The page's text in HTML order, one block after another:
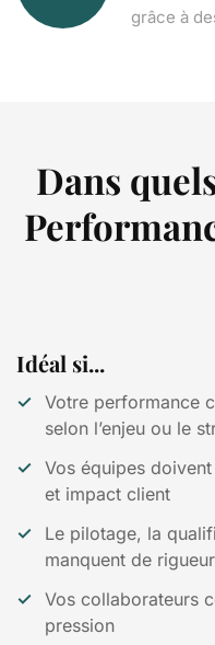
grâce à
Dans
Idéal si...
Votre performance
selon l’enjeu ou le
Vos équipes
et impact client
Le pilotage, la
manquent de rigueur
Vos collaborateurs
pression